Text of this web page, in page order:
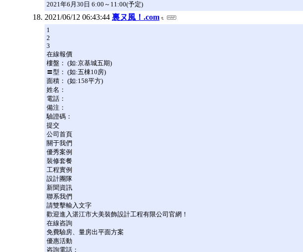
2021年6月30日 6:00～11:00(予定)
2021/06/12 06:43:44 裏ヌ風！.com
1
2
3
在線報價
樓盤： (如:京基城五期)
〓型： (如:五棟10房)
面積： (如:158平方)
姓名：
電話：
備注：
驗證碼：
提交
公司首頁
關于我們
優秀案例
裝修套餐
工程實例
設計團隊
新聞資訊
聯系我們
請雙擊輸入文字
歡迎進入湛江市大美裝飾設計工程有限公司官網！
在線咨詢
免費驗房、量房出平面方案
優惠活動
咨詢電話：